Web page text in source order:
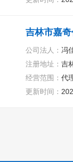
吉林市嘉
公司法人： 冯
注册地址： 吉
经营范围： 代
更新时间：